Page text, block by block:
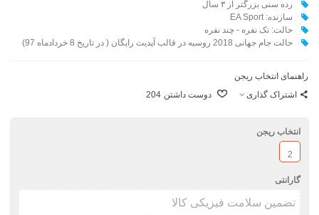
رده سنی بزرگتر از ۳ سال
سازنده: EA Sport
حالت: تک نفره - چند نفره
حالت جام جهانی 2018 روسیه در قالب آپدیت رایگان ( در تاریخ 8 خردادماه 97)
راهنمای انتخاب ریجن
اشتراک گذاری
دوست داشتن 204
انتخاب ریجن
2
گارانتی